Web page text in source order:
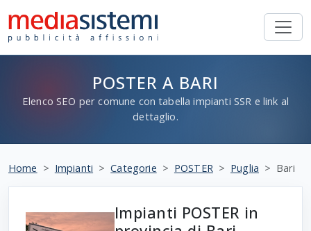
POSTER A BARI
Elenco SEO per comune con tabella impianti SSR e link al
dettaglio.
Home Impianti Categorie POSTER Puglia Bari
Impianti POSTER in